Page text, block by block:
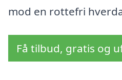
mod en rottefri
Få tilbud, gratis og